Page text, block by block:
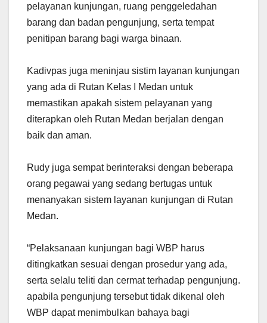
pelayanan kunjungan, ruang penggeledahan
barang dan badan pengunjung, serta tempat
penitipan barang bagi warga binaan.
Kadivpas juga meninjau sistim layanan kunjungan
yang ada di Rutan Kelas I Medan untuk
memastikan apakah sistem pelayanan yang
diterapkan oleh Rutan Medan berjalan dengan
baik dan aman.
Rudy juga sempat berinteraksi dengan beberapa
orang pegawai yang sedang bertugas untuk
menanyakan sistem layanan kunjungan di Rutan
Medan.
“Pelaksanaan kunjungan bagi WBP harus
ditingkatkan sesuai dengan prosedur yang ada,
serta selalu teliti dan cermat terhadap pengunjung.
apabila pengunjung tersebut tidak dikenal oleh
WBP dapat menimbulkan bahaya bagi